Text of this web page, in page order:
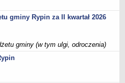
Instytucja kultury, OSP
gminy Rypin za II kwartał 2026
gminy (w tym ulgi, odroczenia)